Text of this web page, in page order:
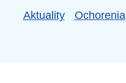
Aktuality Ochorenia